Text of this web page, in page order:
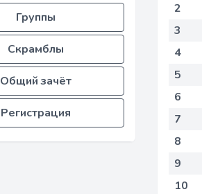
Группы
Скрамблы
Общий зачёт
Регистрация
2
3
4
5
6
7
8
9
10